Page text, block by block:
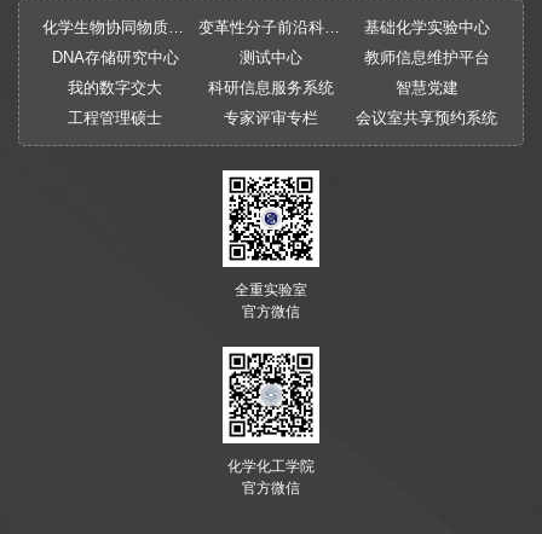
化学生物协同物质创制全国重点实验室 变革性分子前沿科学中心
基础化学实验中心
DNA存储研究中心
测试中心
教师信息维护平台
我的数字交大
科研信息服务系统
智慧党建
工程管理硕士
专家评审专栏 会议室共享预约系统
全重实验室
官方微信
化学化工学院
官方微信